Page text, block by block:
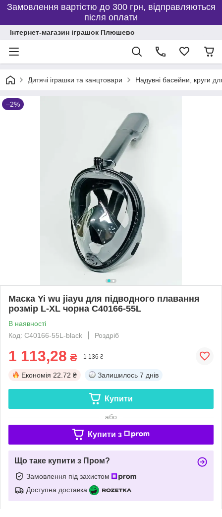
Замовлення вартістю до 300 грн, відправляються
після оплати
Інтернет-магазин іграшок Плюшево
Дитячі іграшки та канцтовари Надувні басейни, круги
–2%
Маска Yi wu jiayu для підводного плавання
розмір L-XL чорна C40166-55L
В наявності
Код: C40166-55L-black
Роздріб
1 113,28 ₴ 1 136 ₴
Економія 22.72 ₴ Залишилось 7 днів
Купити
або
Купити з
Що таке купити з Пром?
Замовлення під захистом
Доступна доставка